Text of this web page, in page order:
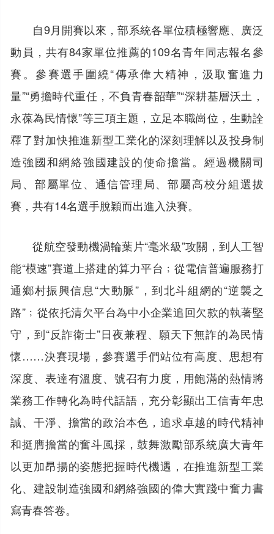
自9月開賽以來，部系統各單位積極響應、廣泛
動員，共有84家單位推薦的109名青年同志報名參
賽。參賽選手圍繞“傳承偉大精神，汲取奮進力
量”“勇擔時代重任，不負青春韶華”“深耕基層沃土，
永葆為民情懷”等三項主題，立足本職崗位，生動詮
釋了對加快推進新型工業化的深刻理解以及投身制
造強國和網絡強國建設的使命擔當。經過機關司
局、部屬單位、通信管理局、部屬高校分組選拔
賽，共有14名選手脫穎而出進入決賽。
從航空發動機渦輪葉片“毫米級”攻關，到人工智
能“模速”賽道上搭建的算力平台﹔從電信普遍服務打
通鄉村振興信息“大動脈”，到北斗組網的“逆襲之
路”﹔從依托清欠平台為中小企業追回欠款的執著堅
守，到“反詐衛士”日夜兼程、願天下無詐的為民情
懷……決賽現場，參賽選手們站位有高度、思想有
深度、表達有溫度、號召有力度，用飽滿的熱情將
業務工作轉化為時代話語，充分彰顯出工信青年忠
誠、干淨、擔當的政治本色，追求卓越的時代精神
和挺膺擔當的奮斗風採，鼓舞激勵部系統廣大青年
以更加昂揚的姿態把握時代機遇，在推進新型工業
化、建設制造強國和網絡強國的偉大實踐中奮力書
寫青春答卷。